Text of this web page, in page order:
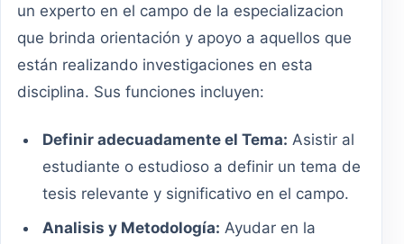
un experto en el campo de la especializacion
que brinda orientación y apoyo a aquellos que
están realizando investigaciones en esta
disciplina. Sus funciones incluyen:
Definir adecuadamente el Tema: Asistir al
estudiante o estudioso a definir un tema de
tesis relevante y significativo en el campo.
Analisis y Metodología: Ayudar en la